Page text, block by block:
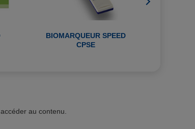
BIOMARQUEUR SPEED
CPSE
au contenu.